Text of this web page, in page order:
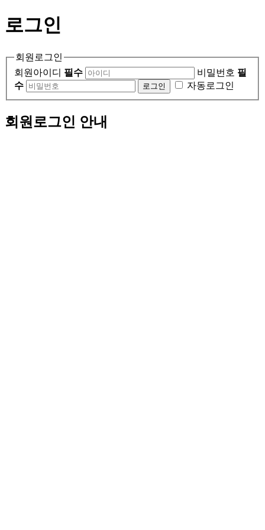
로그인
회원로그인
회원아이디 필수 비밀번호 필
수
자동로그인
회원로그인 안내